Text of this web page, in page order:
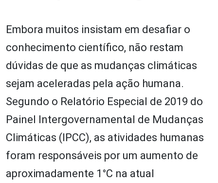
Embora muitos insistam em desafiar o
conhecimento científico, não restam
dúvidas de que as mudanças climáticas
sejam aceleradas pela ação humana.
Segundo o Relatório Especial de 2019 do
Painel Intergovernamental de Mudanças
Climáticas (IPCC), as atividades humanas
foram responsáveis por um aumento de
aproximadamente 1°C na atual